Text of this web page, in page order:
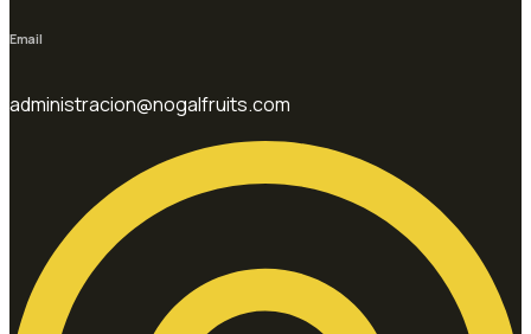
Email
administracion@nogalfruits.com